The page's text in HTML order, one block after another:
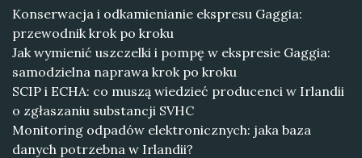
Konserwacja i odkamienianie ekspresu Gaggia:
przewodnik krok po kroku
Jak wymienić uszczelki i pompę w ekspresie Gaggia:
samodzielna naprawa krok po kroku
SCIP i ECHA: co muszą wiedzieć producenci w Irlandii
o zgłaszaniu substancji SVHC
Monitoring odpadów elektronicznych: jaka baza
danych potrzebna w Irlandii?